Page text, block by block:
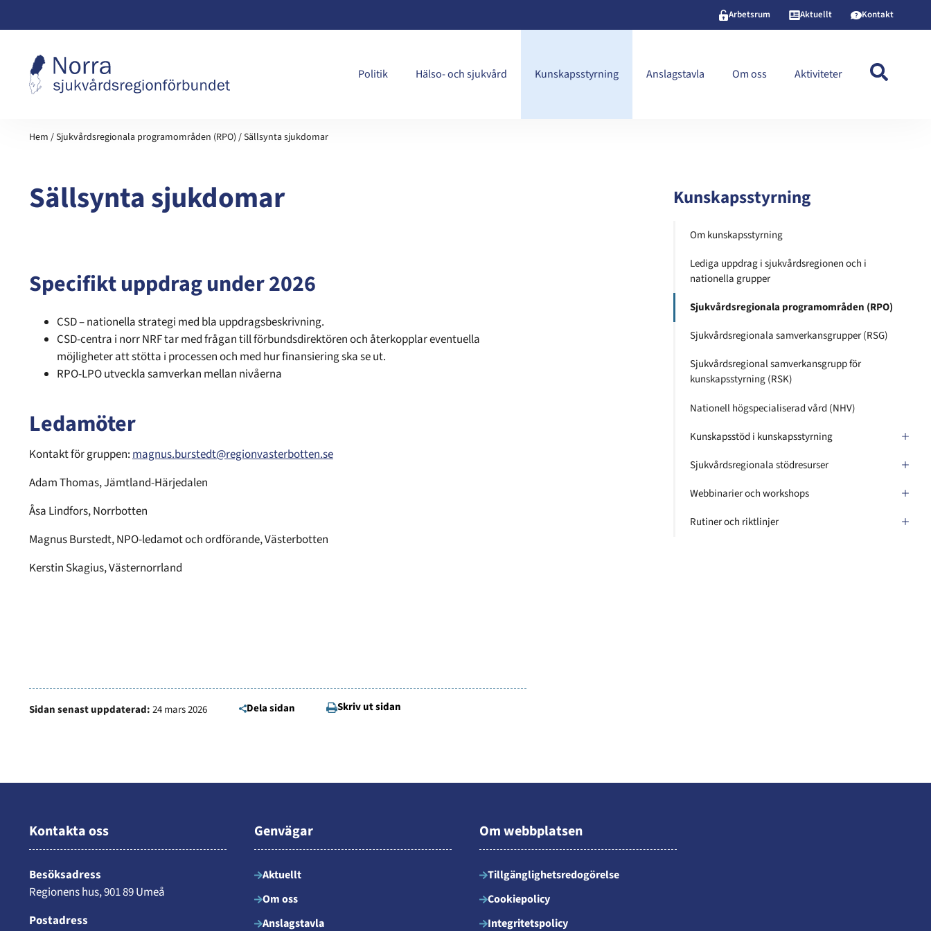
Arbetsrum Aktuellt Kontakt
Politik Hälso- och sjukvård Kunskapsstyrning Anslagstavla Om oss Aktiviteter
Hem /Sjukvårdsregionala programområden (RPO) /Sällsynta sjukdomar
Kunskapsstyrning
Om kunskapsstyrning
Lediga uppdrag i sjukvårdsregionen och i
nationella grupper
Sjukvårdsregionala programområden (RPO)
Sjukvårdsregionala samverkansgrupper (RSG)
Sjukvårdsregional samverkansgrupp för
kunskapsstyrning (RSK)
Nationell högspecialiserad vård (NHV)
Kunskapsstöd i kunskapsstyrning
Sjukvårdsregionala stödresurser
Webbinarier och workshops
Rutiner och riktlinjer
Sällsynta sjukdomar
Specifikt uppdrag under 2026
CSD – nationella strategi med bla uppdragsbeskrivning.
CSD-centra i norr NRF tar med frågan till förbundsdirektören och återkopplar eventuella
möjligheter att stötta i processen och med hur finansiering ska se ut.
RPO-LPO utveckla samverkan mellan nivåerna
Ledamöter
Kontakt för gruppen: magnus.burstedt@regionvasterbotten.se
Adam Thomas, Jämtland-Härjedalen
Åsa Lindfors, Norrbotten
Magnus Burstedt, NPO-ledamot och ordförande, Västerbotten
Kerstin Skagius, Västernorrland
Sidan senast uppdaterad:24 mars 2026 Dela sidan Skriv ut sidan
Kontakta oss
Besöksadress
Regionens hus, 901 89 Umeå
Postadress
Genvägar
Aktuellt
Om oss
Anslagstavla
Om webbplatsen
Tillgänglighetsredogörelse
Cookiepolicy
Integritetspolicy